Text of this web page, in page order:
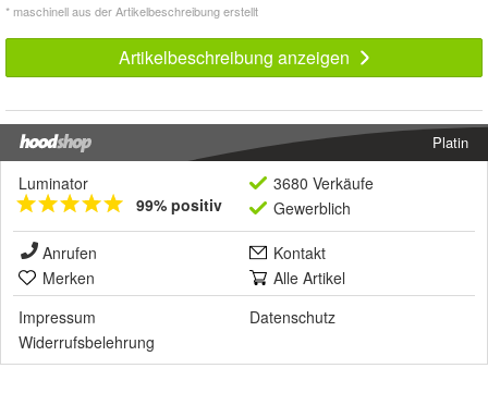
* maschinell aus der Artikelbeschreibung erstellt
Artikelbeschreibung anzeigen
Platin
Luminator
99% positiv
3680 Verkäufe
Gewerblich
Anrufen
Kontakt
Merken
Alle Artikel
Impressum
Datenschutz
Widerrufsbelehrung